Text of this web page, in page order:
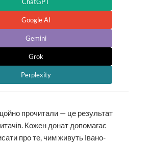
Google AI
Gemini
Grok
Perplexity
прочитали — це результат
Кожен донат допомагає
про те, чим живуть Івано-